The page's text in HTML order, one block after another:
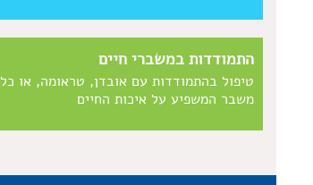
התמודדות במשברי חיים
טיפול בהתמודדות עם אובדן, טראומה, או כל
משבר המשפיע על איכות החיים